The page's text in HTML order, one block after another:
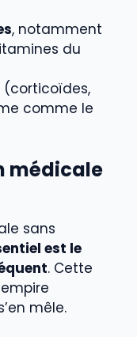
, notamment
du
(corticoïdes,
comme le
médicale
sans
est le
. Cette
mêle.